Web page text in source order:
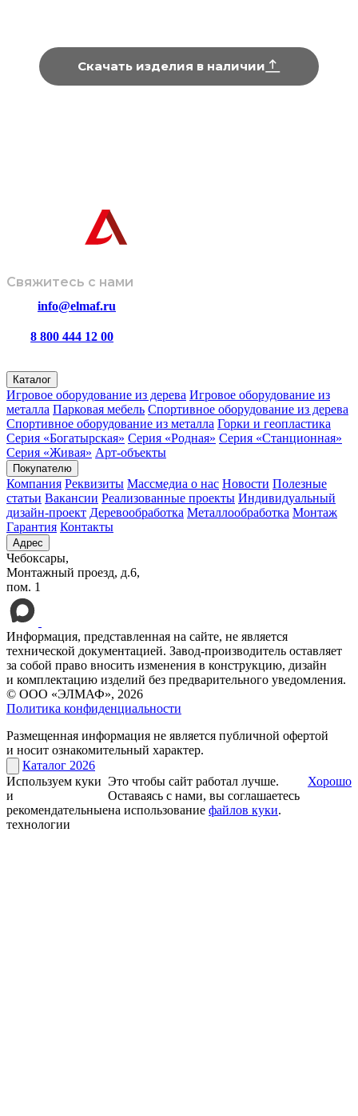
Скачать изделия в наличии
Свяжитесь с нами
info@elmaf.ru
8 800 444 12 00
Каталог
Игровое оборудование из дерева Игровое оборудование из
металла Парковая мебель Спортивное оборудование из дерева
Спортивное оборудование из металла Горки и геопластика
Серия «Богатырская» Серия «Родная» Серия «Станционная»
Серия «Живая» Арт-объекты
Покупателю
Компания Реквизиты Массмедиа о нас Новости Полезные
статьи Вакансии Реализованные проекты Индивидуальный
дизайн-проект Деревообработка Металлообработка Монтаж
Гарантия Контакты
Адрес
Чебоксары,
Монтажный проезд, д.6,
пом. 1
Информация, представленная на сайте, не является
технической документацией. Завод-производитель оставляет
за собой право вносить изменения в конструкцию, дизайн
и комплектацию изделий без предварительного уведомления.
© ООО «ЭЛМАФ», 2026
Политика конфиденциальности
Размещенная информация не является публичной офертой
и носит ознакомительный характер.
Каталог 2026
Используем куки
и
рекомендательные
технологии
Это чтобы сайт работал лучше.
Оставаясь с нами, вы соглашаетесь
на использование файлов куки.
Хорошо